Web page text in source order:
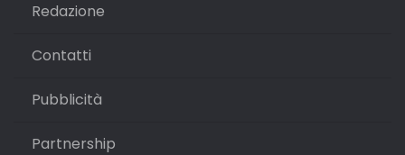
Redazione
Contatti
Pubblicità
Partnership